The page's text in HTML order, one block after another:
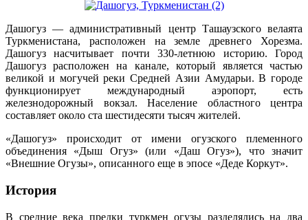
Дашогуз — административный центр Ташаузского велаята
Туркменистана, расположен на земле древнего Хорезма.
Дашогуз насчитывает почти 330-летнюю историю. Город
Дашогуз расположен на канале, который является частью
великой и могучей реки Средней Азии Амударьи. В городе
функционирует международный аэропорт, есть
железнодорожный вокзал. Население областного центра
составляет около ста шестидесяти тысяч жителей.
«Дашогуз» происходит от имени огузского племенного
объединения «Дыш Огуз» (или «Даш Огуз»), что значит
«Внешние Огузы», описанного еще в эпосе «Деде Коркут».
История
В средние века предки туркмен огузы разделялись на два